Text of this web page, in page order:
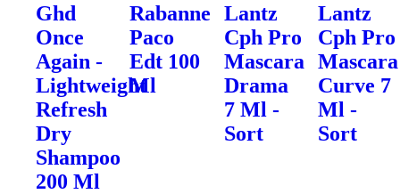
Ghd
Once
Again -
Lightweight
Refresh
Dry
Shampoo
200 Ml
Rabanne
Paco
Edt 100
Ml
Lantz
Cph Pro
Mascara
Drama
7 Ml -
Sort
Lantz
Cph Pro
Mascara
Curve 7
Ml -
Sort